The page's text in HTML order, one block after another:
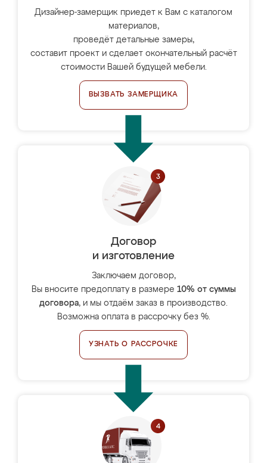
Дизайнер-замерщик приедет к Вам с каталогом
материалов,
проведёт детальные замеры,
составит проект и сделает окончательный расчёт
стоимости Вашей будущей мебели.
ВЫЗВАТЬ ЗАМЕРЩИКА
Договор
и изготовление
Заключаем договор,
Вы вносите предоплату в размере 10% от суммы
договора, и мы отдаём заказ в производство.
Возможна оплата в рассрочку без %.
УЗНАТЬ О РАССРОЧКЕ